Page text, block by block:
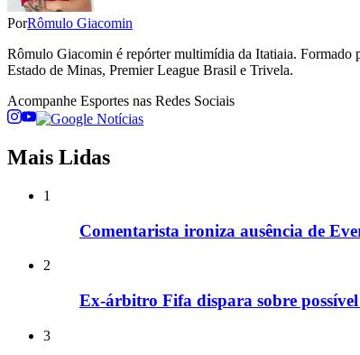
PorRômulo Giacomin
Rômulo Giacomin é repórter multimídia da Itatiaia. Formado
Estado de Minas, Premier League Brasil e Trivela.
Acompanhe Esportes nas Redes Sociais
Mais Lidas
1
Comentarista ironiza ausência de
2
Ex-árbitro Fifa dispara sobre
3